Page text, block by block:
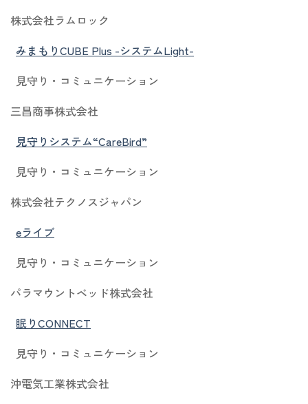
株式会社ラムロック
みまもりCUBE Plus -システムLight-
見守り・コミュニケーション
三昌商事株式会社
見守りシステム“CareBird”
見守り・コミュニケーション
株式会社テクノスジャパン
eライブ
見守り・コミュニケーション
パラマウントベッド株式会社
眠りCONNECT
見守り・コミュニケーション
沖電気工業株式会社